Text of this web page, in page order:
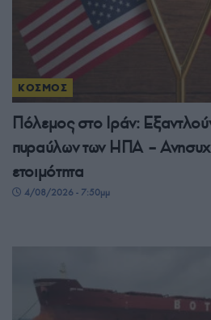
ΚΟΣΜΟΣ
Πόλεμος στο Ιράν:
πυραύλων των ΗΠΑ –
ετοιμότητα
4/08/2026 - 7:50μμ